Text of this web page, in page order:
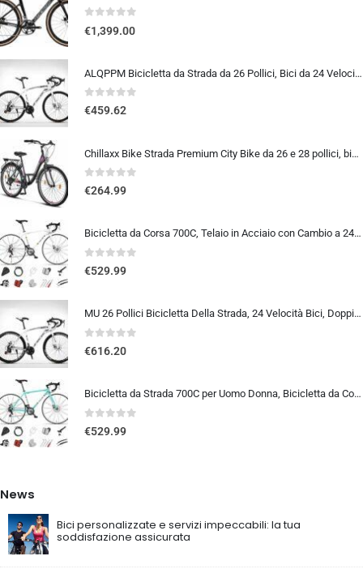
0out of 5
€1,399.00
ALQPPM Bicicletta da Strada da 26 Pollici, Bici da 24 Velocità, Freno a Doppio Disco, Telaio in Acciaio ad Alto Tenore Di …
0out of 5
€459.62
Chillaxx Bike Strada Premium City Bike da 26 e 28 pollici, bicicletta per ragazze, ragazzi, uomini e donne, cambio a 21 ma…
0out of 5
€264.99
Bicicletta da Corsa 700C, Telaio in Acciaio con Cambio a 24/27/30 Marce, Bicicletta da Strada per Uomo Donna, Bici da Stra…
0out of 5
€529.99
MU 26 Pollici Bicicletta Della Strada, 24 Velocità Bici, Doppio Disco Freno, Acciaio Al Carbonio Telaio, Strada Biciclette…
0out of 5
€616.20
Bicicletta da Strada 700C per Uomo Donna, Bicicletta da Corsa con Freno a Disco 24/27/30 velocità, Telaio in Acciaio ad Al…
0out of 5
€529.99
News
Bici personalizzate e servizi impeccabili: la tua
soddisfazione assicurata